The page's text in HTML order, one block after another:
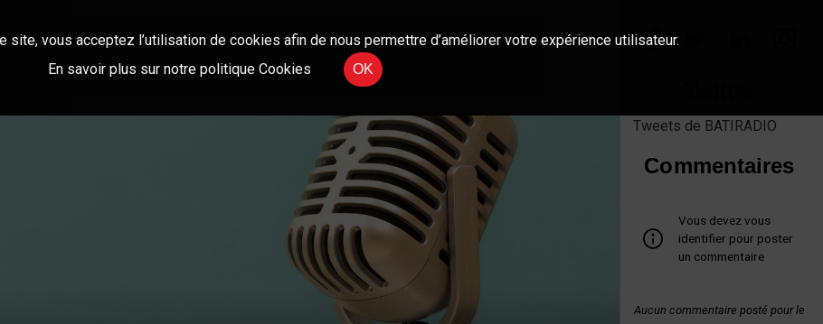
Tweets de BATIRADIO
Commentaires
Vous devez vous
identifier pour poster
un commentaire
Aucun commentaire posté pour le
site, vous acceptez l’utilisation de cookies afin de nous permettre d’améliorer votre expérience utilisateur.
En savoir plus sur notre politique Cookies
OK